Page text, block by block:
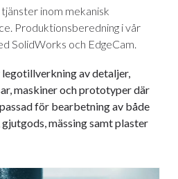
inom mekanisk
Produktionsberedning i vår
SolidWorks och EdgeCam.
av detaljer,
maskiner och prototyper där
för bearbetning av både
mässing samt plaster